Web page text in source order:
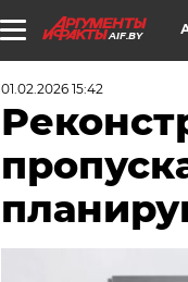
AIF.BY
01.02.2026 15:42